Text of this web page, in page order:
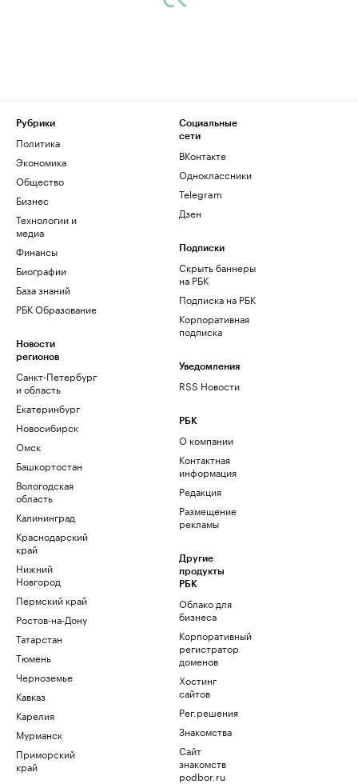
Рубрики
Политика
Экономика
Общество
Бизнес
Технологии и
медиа
Финансы
Биографии
База знаний
РБК Образование
Новости
регионов
Санкт-Петербург
и область
Екатеринбург
Новосибирск
Омск
Башкортостан
Вологодская
область
Калининград
Краснодарский
край
Нижний
Новгород
Пермский край
Ростов-на-Дону
Татарстан
Тюмень
Черноземье
Кавказ
Карелия
Мурманск
Приморский
край
Социальные
сети
ВКонтакте
Одноклассники
Telegram
Дзен
Подписки
Скрыть баннеры
на РБК
Подписка на РБК
Корпоративная
подписка
Уведомления
RSS Новости
РБК
О компании
Контактная
информация
Редакция
Размещение
рекламы
Другие
продукты
РБК
Облако для
бизнеса
Корпоративный
регистратор
доменов
Хостинг
сайтов
Рег.решения
Знакомства
Сайт
знакомств
podbor.ru